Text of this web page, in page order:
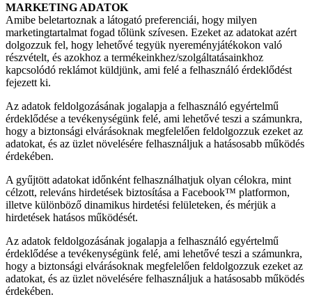
MARKETING ADATOK
Amibe beletartoznak a látogató preferenciái, hogy milyen
marketingtartalmat fogad tőlünk szívesen. Ezeket az adatokat azért
dolgozzuk fel, hogy lehetővé tegyük nyereményjátékokon való
részvételt, és azokhoz a termékeinkhez/szolgáltatásainkhoz
kapcsolódó reklámot küldjünk, ami felé a felhasználó érdeklődést
fejezett ki.
Az adatok feldolgozásának jogalapja a felhasználó egyértelmű
érdeklődése a tevékenységünk felé, ami lehetővé teszi a számunkra,
hogy a biztonsági elvárásoknak megfelelően feldolgozzuk ezeket az
adatokat, és az üzlet növelésére felhasználjuk a hatásosabb működés
érdekében.
A gyűjtött adatokat időnként felhasználhatjuk olyan célokra, mint
célzott, releváns hirdetések biztosítása a Facebook™ platformon,
illetve különböző dinamikus hirdetési felületeken, és mérjük a
hirdetések hatásos működését.
Az adatok feldolgozásának jogalapja a felhasználó egyértelmű
érdeklődése a tevékenységünk felé, ami lehetővé teszi a számunkra,
hogy a biztonsági elvárásoknak megfelelően feldolgozzuk ezeket az
adatokat, és az üzlet növelésére felhasználjuk a hatásosabb működés
érdekében.